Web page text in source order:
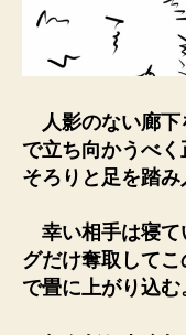
人影のない廊下
で立ち向かうべ
そろりと足を踏み
幸い相手は寝て
グだけ奪取して
で畳に上がり込む